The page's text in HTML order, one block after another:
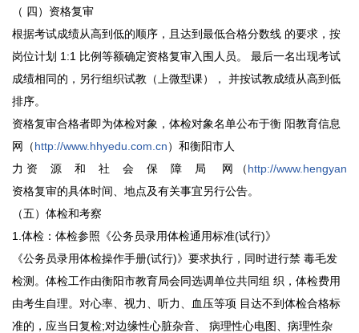
（ 四）资格复审
根据考试成绩从高到低的顺序，且达到最低合格分数线 的要求，按
岗位计划 1:1 比例等额确定资格复审入围人员。 最后一名出现考试
成绩相同的，另行组织试教（上微型课）， 并按试教成绩从高到低
排序。
资格复审合格者即为体检对象，体检对象名单公布于衡 阳教育信息
网（http://www.hhyedu.com.cn）和衡阳市人
力 资 源 和 社 会 保 障 局 网 （http://
资格复审的具体时间、地点及有关事宜另行公告。
（五）体检和考察
1.体检：体检参照《公务员录用体检通用标准(试行)》
《公务员录用体检操作手册(试行)》要求执行，同时进行禁 毒毛发
检测。体检工作由衡阳市教育局会同选调单位共同组 织，体检费用
由考生自理。对心率、视力、听力、血压等项 目达不到体检合格标
准的，应当日复检;对边缘性心脏杂音、 病理性心电图、病理性杂